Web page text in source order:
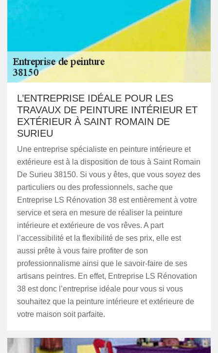
L’ENTREPRISE IDÉALE POUR LES
TRAVAUX DE PEINTURE INTÉRIEUR ET
EXTÉRIEUR À SAINT ROMAIN DE
SURIEU
Une entreprise spécialiste en peinture intérieure et
extérieure est à la disposition de tous à Saint Romain
De Surieu 38150. Si vous y êtes, que vous soyez des
particuliers ou des professionnels, sache que
Entreprise LS Rénovation 38 est entièrement à votre
service et sera en mesure de réaliser la peinture
intérieure et extérieure de vos rêves. A part
l’accessibilité et la flexibilité de ses prix, elle est
aussi prête à vous faire profiter de son
professionnalisme ainsi que le savoir-faire de ses
artisans peintres. En effet, Entreprise LS Rénovation
38 est donc l’entreprise idéale pour vous si vous
souhaitez que la peinture intérieure et extérieure de
votre maison soit parfaite.